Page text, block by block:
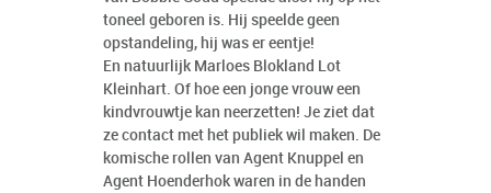
toneel geboren is. Hij speelde geen
opstandeling, hij was er eentje!
En natuurlijk Marloes Blokland Lot
Kleinhart. Of hoe een jonge vrouw een
kindvrouwtje kan neerzetten! Je ziet dat
ze contact met het publiek wil maken. De
komische rollen van Agent Knuppel en
Agent Hoenderhok waren in de handen